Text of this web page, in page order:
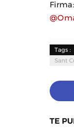
Tags :
Sant
TE